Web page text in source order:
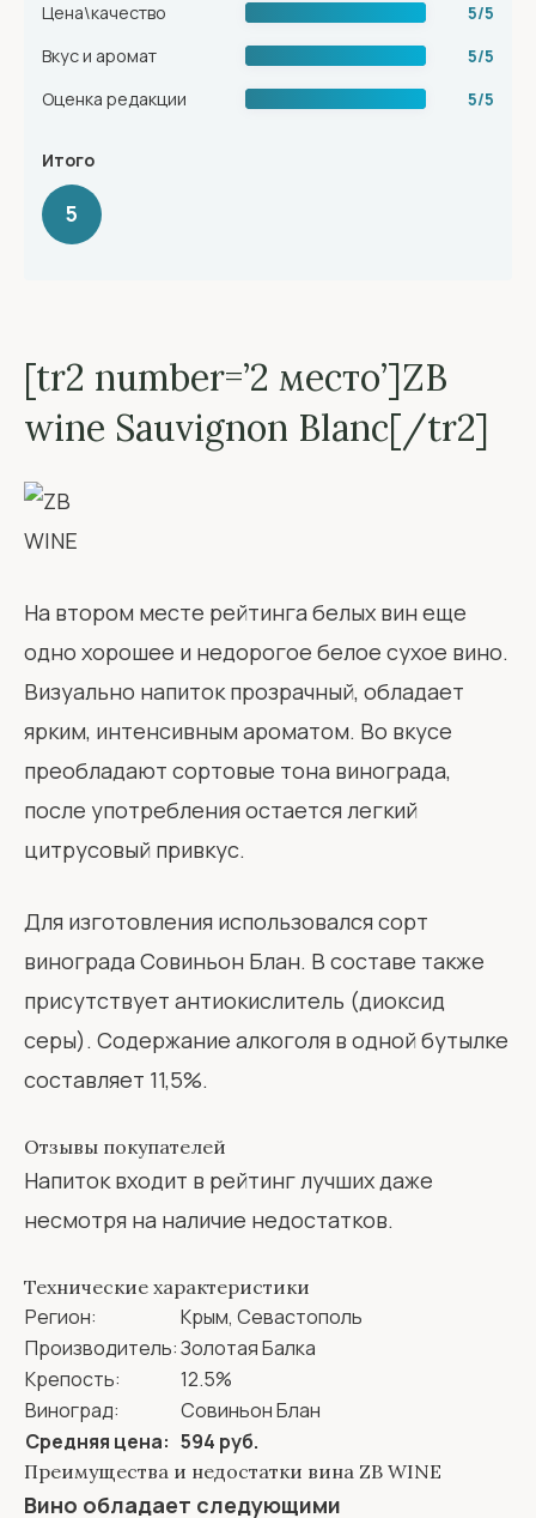
Цена\качество 5/5
Вкус и аромат 5/5
Оценка редакции 5/5
Итого
5
[tr2 number=’2 место’]ZB
wine Sauvignon Blanc[/tr2]
На втором месте рейтинга белых вин еще
одно хорошее и недорогое белое сухое вино.
Визуально напиток прозрачный, обладает
ярким, интенсивным ароматом. Во вкусе
преобладают сортовые тона винограда,
после употребления остается легкий
цитрусовый привкус.
Для изготовления использовался сорт
винограда Совиньон Блан. В составе также
присутствует антиокислитель (диоксид
серы). Содержание алкоголя в одной бутылке
составляет 11,5%.
Отзывы покупателей
Напиток входит в рейтинг лучших даже
несмотря на наличие недостатков.
Технические характеристики
Регион:
Крым, Севастополь
Производитель:Золотая Балка
Крепость:
12.5%
Виноград:
Совиньон Блан
Средняя цена: 594 руб.
Преимущества и недостатки вина ZB WINE
Вино обладает следующими